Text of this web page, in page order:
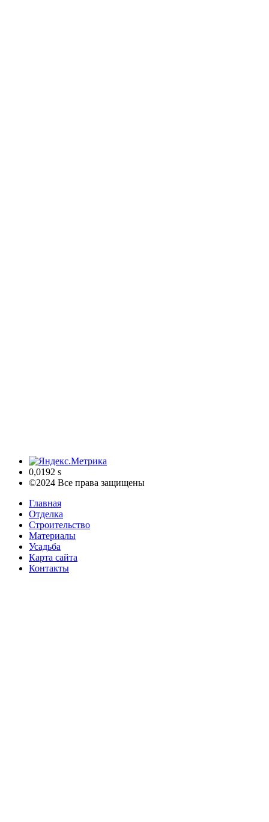
0,0192 s
©2024 Все права защищены
Главная
Отделка
Строительство
Материалы
Усадьба
Карта сайта
Контакты